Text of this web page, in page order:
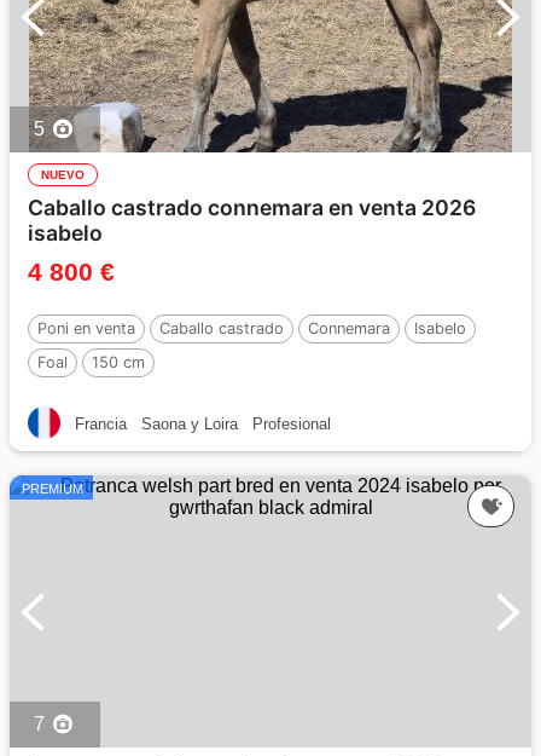
5
NUEVO
Caballo castrado connemara en venta 2026
isabelo
4 800 €
Poni en venta Caballo castrado Connemara
Isabelo
Foal
150 cm
Francia Saona y Loira Profesional
PREMIUM
7